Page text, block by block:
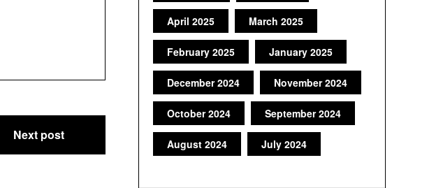
Next post
April 2025 March 2025
February 2025 January 2025
December 2024 November 2024
October 2024 September 2024
August 2024 July 2024